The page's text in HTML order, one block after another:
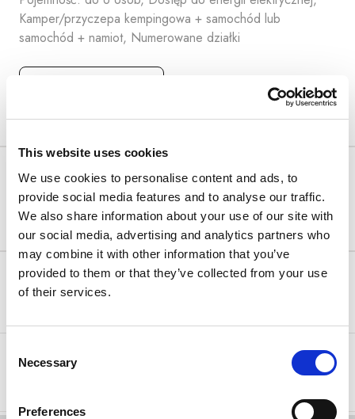
This website uses cookies
We use cookies to personalise content and ads, to
provide social media features and to analyse our traffic.
We also share information about your use of our site with
our social media, advertising and analytics partners who
may combine it with other information that you’ve
provided to them or that they’ve collected from your use
of their services.
Selection
Necessary
Preferences
Kamper/przyczepa kempingowa + samochód lub
samochód + namiot, Numerowane działki
FLEXIBLE RATE
Oferta specjalna
Bezpłatna anulacja – zapłać w obiekcie!
Minimalny czas pobytu:1
noc(e)
Arena Rewards